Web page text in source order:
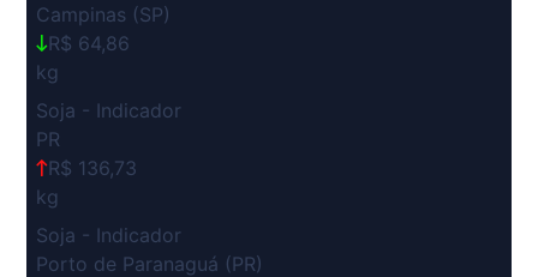
Campinas (SP)
R$ 64,86
kg
Soja - Indicador
PR
R$ 136,73
kg
Soja - Indicador
Porto de Paranaguá (PR)